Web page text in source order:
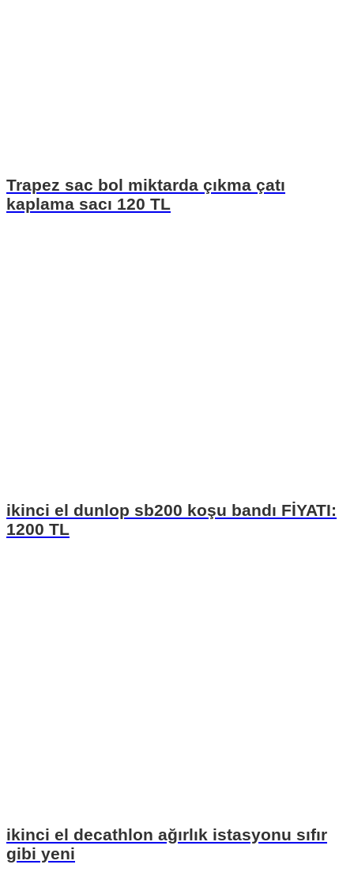
Trapez sac bol miktarda çıkma çatı
kaplama sacı 120 TL
ikinci el dunlop sb200 koşu bandı FİYATI:
1200 TL
ikinci el decathlon ağırlık istasyonu sıfır
gibi yeni